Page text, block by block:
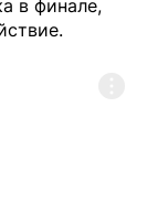
в финале,